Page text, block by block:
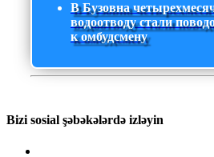
В Бузовна
водоотводу стали
к омбудсмену
Bizi sosial şəbəkələrdə izləyin